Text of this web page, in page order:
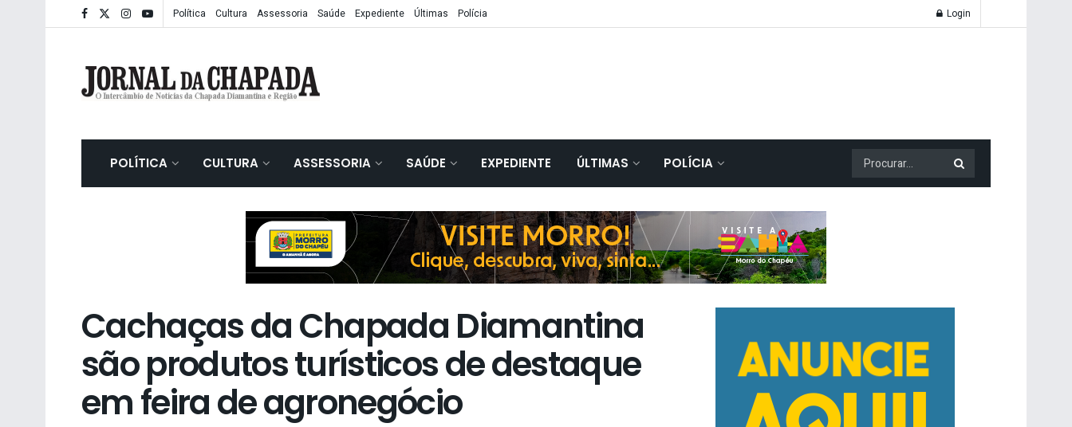
Política Cultura Assessoria Saúde Expediente Últimas Polícia Login
POLÍTICA CULTURA ASSESSORIA SAÚDE EXPEDIENTE ÚLTIMAS POLÍCIA
Cachaças da Chapada Diamantina
são produtos turísticos de destaque
em feira de agronegócio